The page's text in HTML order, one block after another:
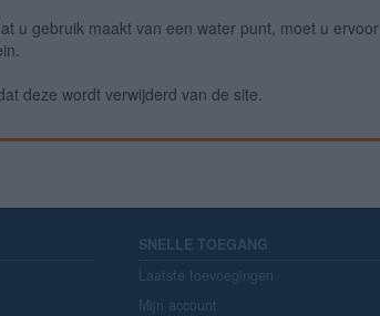
u gebruik maakt van een water punt, moet u ervoor
deze wordt verwijderd van de site.
SNELLE TOEGANG
Laatste toevoegingen
Mijn account